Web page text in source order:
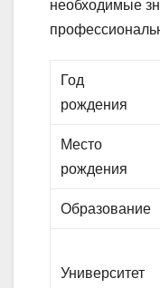
необходимые
Год
рождения
Место
рождения
Образование
Университет